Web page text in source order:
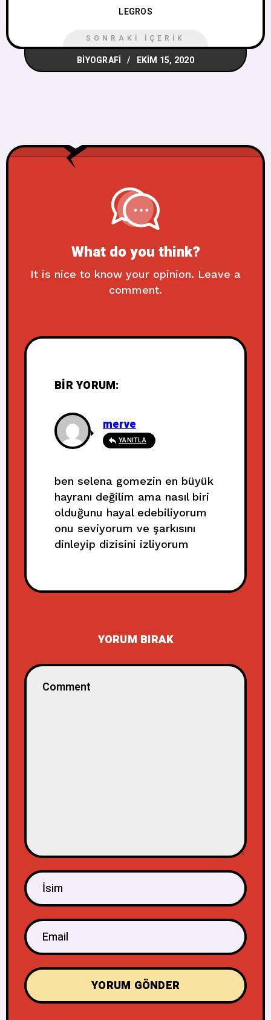
LEGROS
SONRAKI İÇERIK
BIYOGRAFI EKIM 15, 2020
What do you think?
It is nice to know your opinion. Leave a
comment.
BIR YORUM:
merve
YANITLA
ben selena gomezin en büyük
hayranı değilim ama nasıl biri
olduğunu hayal edebiliyorum
onu seviyorum ve şarkısını
dinleyip dizisini izliyorum
YORUM BIRAK